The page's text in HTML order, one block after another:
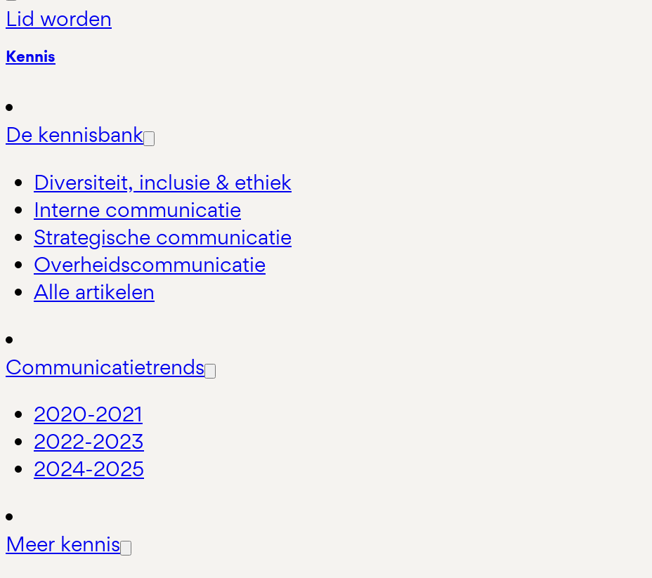
Lid worden
Kennis
De kennisbank
Diversiteit, inclusie & ethiek
Interne communicatie
Strategische communicatie
Overheidscommunicatie
Alle artikelen
Communicatietrends
2020-2021
2022-2023
2024-2025
Meer kennis